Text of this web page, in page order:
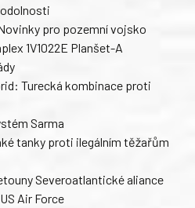
pro pozemní vojsko
1V1022E Planšet-A
Turecká kombinace proti
Sarma
tanky proti ilegálním těžařům
Severoatlantické aliance
Air Force